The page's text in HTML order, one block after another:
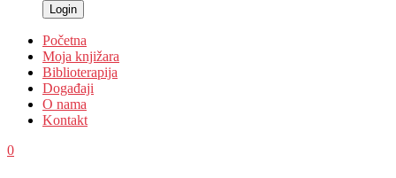
Početna
Moja knjižara
Biblioterapija
Događaji
O nama
Kontakt
0